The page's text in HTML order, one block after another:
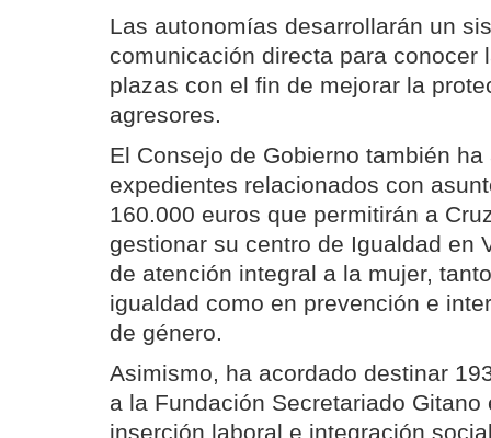
Las autonomías desarrollarán un
comunicación directa para conocer
plazas con el fin de mejorar la
agresores.
El Consejo de Gobierno también
expedientes relacionados con
160.000 euros que permitirán a
gestionar su centro de Igualdad en
de atención integral a la mujer,
igualdad como en prevención e
de género.
Asimismo, ha acordado destinar
a la Fundación Secretariado Gitano
inserción laboral e integración